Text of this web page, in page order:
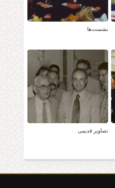
نشست‌ها
تصاویر قدیمی